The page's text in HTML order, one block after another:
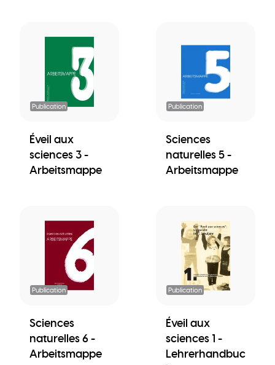
Publication
Éveil aux
sciences 3 -
Arbeitsmappe
Publication
Sciences
naturelles 5 -
Arbeitsmappe
Publication
Sciences
naturelles 6 -
Arbeitsmappe
Publication
Éveil aux
sciences 1 -
Lehrerhandbuc